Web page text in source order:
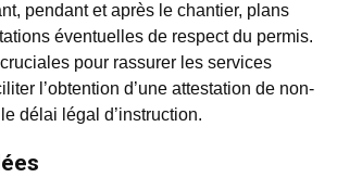
pendant et après le chantier, plans
éventuelles de respect du permis.
pour rassurer les services
l’obtention d’une attestation de non-
délai légal d’instruction.